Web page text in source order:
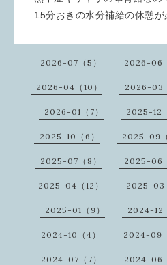
15分おきの水分補給の休憩が
2026-07（5） 2026-06
2026-04（10） 2026-03
2026-01（7） 2025-12（
2025-10（6） 2025-09（
2025-07（8） 2025-06
2025-04（12） 2025-03
2025-01（9） 2024-12
2024-10（4） 2024-09
2024-07（7） 2024-06